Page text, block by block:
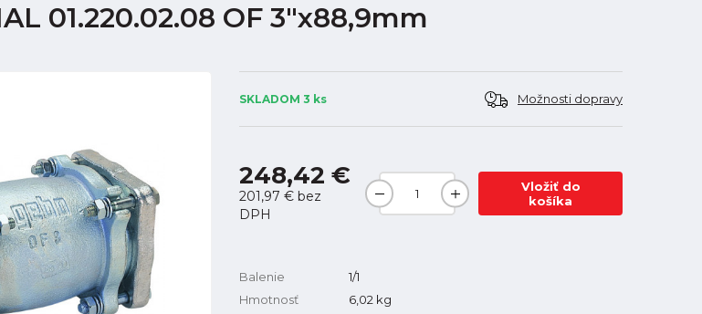
01.220.02.08 OF 3"x88,9mm
SKLADOM 3 ks Možnosti dopravy
248,42 €
201,97 € bez
DPH
Vložiť do
košíka
Balenie
1/1
Hmotnosť
6,02 kg